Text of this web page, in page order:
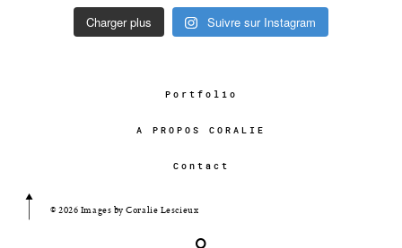
Charger plus Suivre sur Instagram
Portfolio
A PROPOS CORALIE
Contact
© 2026 Images by Coralie Lescieux